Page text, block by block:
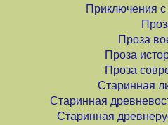
Приключения
Проза
Проза
Проза
Старинная
Старинная
Старинная